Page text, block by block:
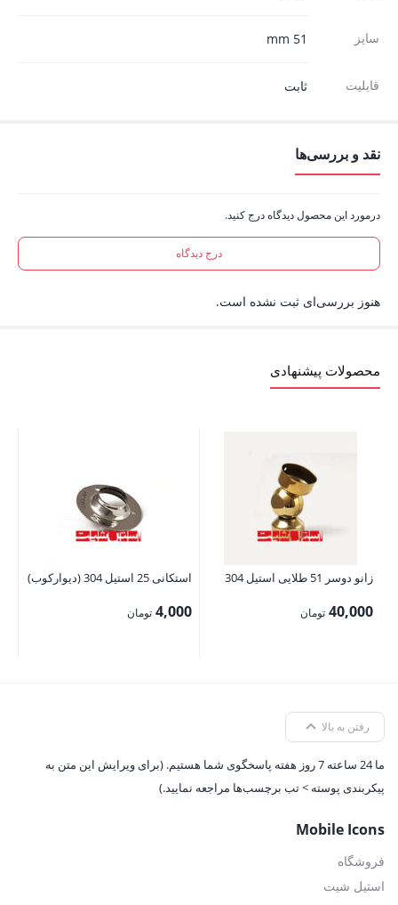
سایز 51 mm
قابلیت ثابت
نقد و بررسی‌ها
درمورد این محصول دیدگاه درج کنید.
درج دیدگاه
هنوز بررسی‌ای ثبت نشده است.
محصولات پیشنهادی
زانو دوسر 51 طلایی استیل 304
40,000 تومان
استکانی 25 استیل 304 (دیوارکوب)
4,000 تومان
رفتن به بالا
ما 24 ساعته 7 روز هفته پاسخگوی شما هستیم. (برای ویرایش این متن به
پیکربندی پوسته > تب برچسب‌ها مراجعه نمایید.)
Mobile Icons
فروشگاه
استیل شیت